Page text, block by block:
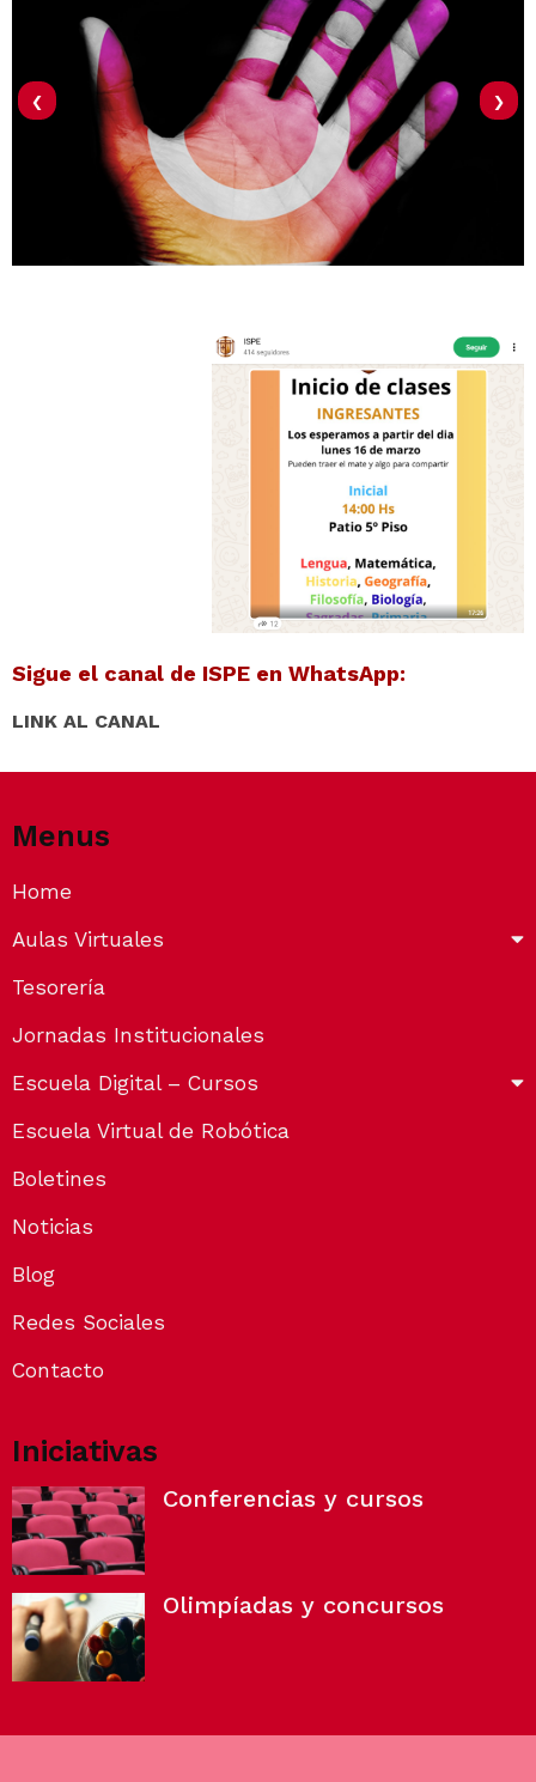
‹ ›
Sigue el canal de ISPE en WhatsApp:
LINK AL CANAL
Menus
Home
Aulas Virtuales
Tesorería
Jornadas Institucionales
Escuela Digital – Cursos
Escuela Virtual de Robótica
Boletines
Noticias
Blog
Redes Sociales
Contacto
Iniciativas
Conferencias y cursos
Olimpíadas y concursos